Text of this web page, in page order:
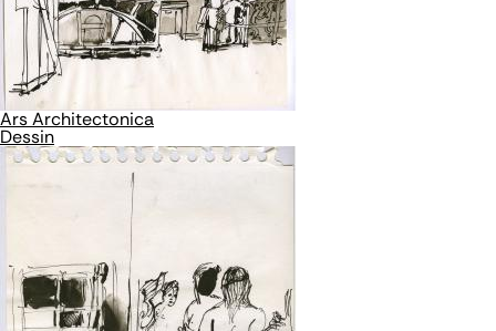
Ars Architectonica
Dessin